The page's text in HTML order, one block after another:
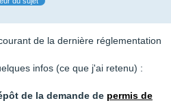
de la dernière réglementation
infos (ce que j'ai retenu) :
de la demande de permis de